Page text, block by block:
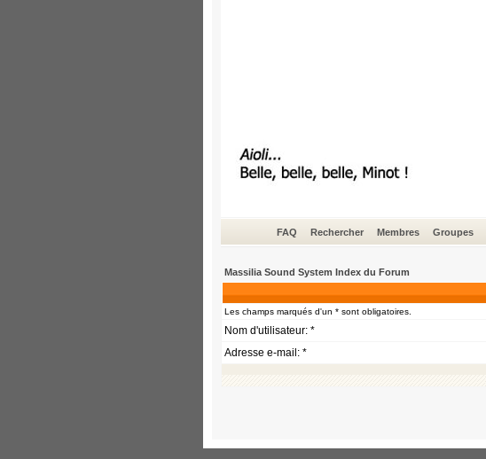
FAQ Rechercher Membres Groupes
Massilia Sound System Index du Forum
Les champs marqués d'un * sont obligatoires.
Nom d'utilisateur: *
Adresse e-mail: *